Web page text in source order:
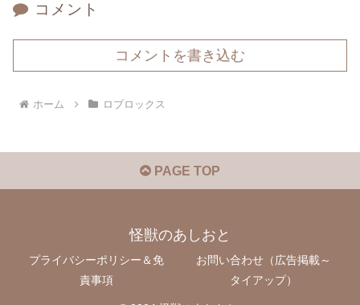
コメント
コメントを書き込む
ホーム ロブロックス
PAGE TOP
怪獣のあしおと
プライバシーポリシー＆免
責事項
お問い合わせ（広告掲載～
タイアップ）